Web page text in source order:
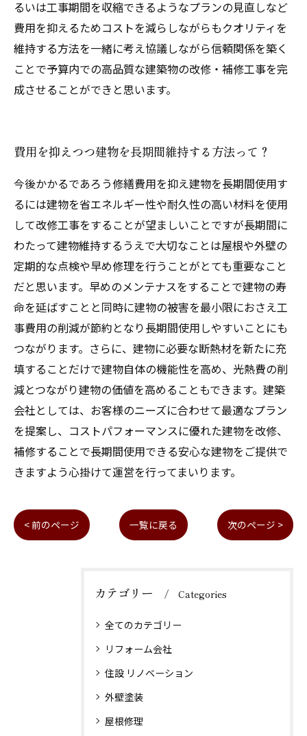
るいは工事期間を収縮できるようなプランの見直しなど
費用を抑えるためコストを減らしながらもクオリティを
維持する方法を一緒に考え協議しながら信頼関係を築く
ことで予算内での高品質な建築物の改修・補修工事を完
成させることができと思います。
費用を抑えつつ建物を長期間維持する方法って？
今後かかるであろう修繕費用を抑え建物を長期間使用す
るには建物を省エネルギー性や耐久性の高い材料を使用
して改修工事をすることが望ましいことですが長期間に
わたって建物維持するうえで大切なことは屋根や外壁の
定期的な点検や早め修理を行うことがとても重要なこと
だと思います。早めのメンテナスをすることで建物の寿
命を延ばすことと同時に建物の被害を最小限におさえ工
事費用の削減が節約となり長期間使用しやすいことにも
つながります。さらに、建物に必要な断熱材を新たに充
填することだけで建物自体の機能性を高め、光熱費の削
減とつながり建物の価値を高めることもできます。建築
会社としては、お客様のニーズに合わせて最適なプラン
を提案し、コストパフォーマンスに優れた建物を改修、
補修することで長期間使用できる安心な建物をご提供で
きますよう心掛けて運営を行ってまいります。
< 前のページ 一覧に戻る 次のページ >
カテゴリー Categories
全てのカテゴリー
リフォーム会社
住設 リノベーション
外壁塗装
屋根修理